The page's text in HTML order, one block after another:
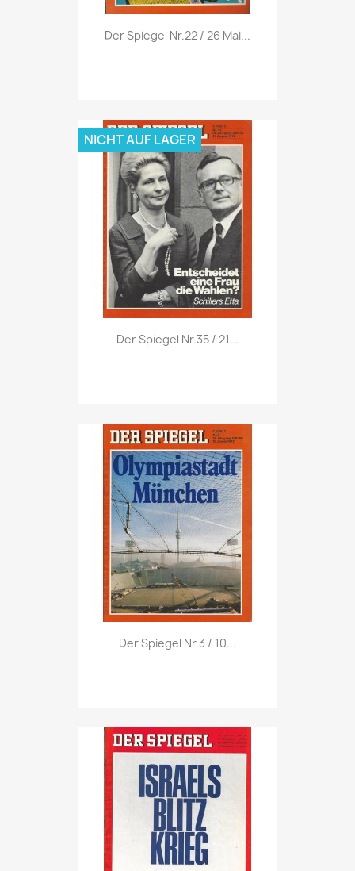
Vorschau
Der Spiegel Nr.22 / 26 Mai...
Vorschau
Der Spiegel Nr.35 / 21...
NICHT AUF LAGER
Vorschau
Der Spiegel Nr.3 / 10...